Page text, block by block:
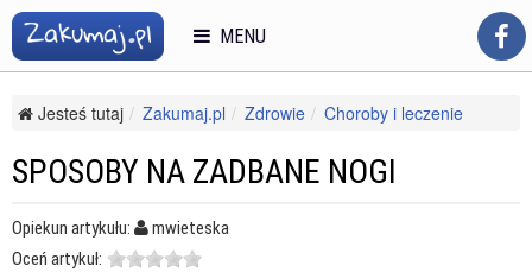
Jesteś tutaj Zakumaj.pl Zdrowie
Choroby i leczenie
SPOSOBY NA ZADBANE NOGI
Opiekun artykułu:
mwieteska
Oceń artykuł:
MENU